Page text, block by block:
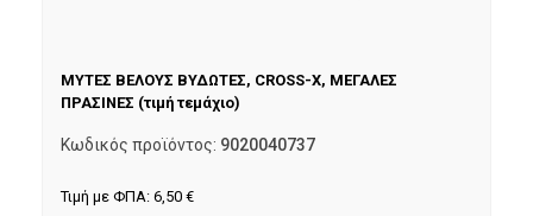
ΜΥΤΕΣ ΒΕΛΟΥΣ ΒΥΔΩΤΕΣ, CROSS-X, ΜΕΓΑΛΕΣ
ΠΡΑΣΙΝΕΣ (τιμή τεμάχιο)
Κωδικός προϊόντος: 9020040737
Τιμή με ΦΠΑ: 6,50 €